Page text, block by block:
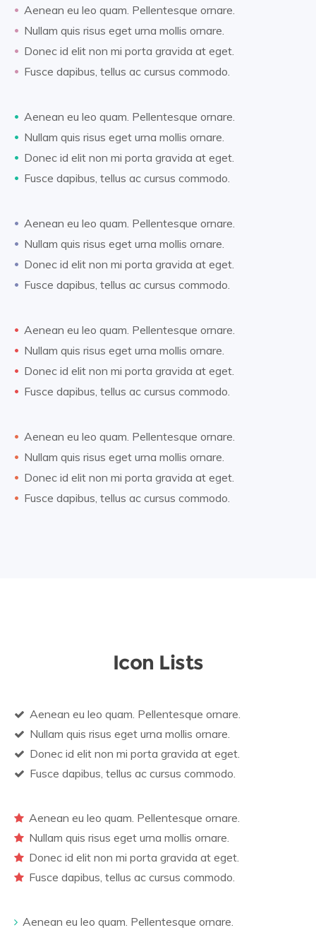
Aenean eu leo quam. Pellentesque ornare.
Nullam quis risus eget urna mollis ornare.
Donec id elit non mi porta gravida at eget.
Fusce dapibus, tellus ac cursus commodo.
Aenean eu leo quam. Pellentesque ornare.
Nullam quis risus eget urna mollis ornare.
Donec id elit non mi porta gravida at eget.
Fusce dapibus, tellus ac cursus commodo.
Aenean eu leo quam. Pellentesque ornare.
Nullam quis risus eget urna mollis ornare.
Donec id elit non mi porta gravida at eget.
Fusce dapibus, tellus ac cursus commodo.
Aenean eu leo quam. Pellentesque ornare.
Nullam quis risus eget urna mollis ornare.
Donec id elit non mi porta gravida at eget.
Fusce dapibus, tellus ac cursus commodo.
Aenean eu leo quam. Pellentesque ornare.
Nullam quis risus eget urna mollis ornare.
Donec id elit non mi porta gravida at eget.
Fusce dapibus, tellus ac cursus commodo.
Icon Lists
Aenean eu leo quam. Pellentesque ornare.
Nullam quis risus eget urna mollis ornare.
Donec id elit non mi porta gravida at eget.
Fusce dapibus, tellus ac cursus commodo.
Aenean eu leo quam. Pellentesque ornare.
Nullam quis risus eget urna mollis ornare.
Donec id elit non mi porta gravida at eget.
Fusce dapibus, tellus ac cursus commodo.
Aenean eu leo quam. Pellentesque ornare.